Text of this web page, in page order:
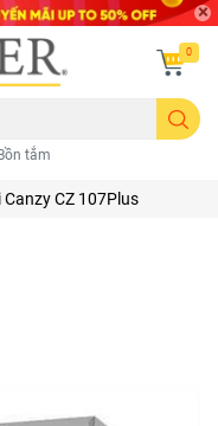
Bồn tắm
0
CZ 107Plus